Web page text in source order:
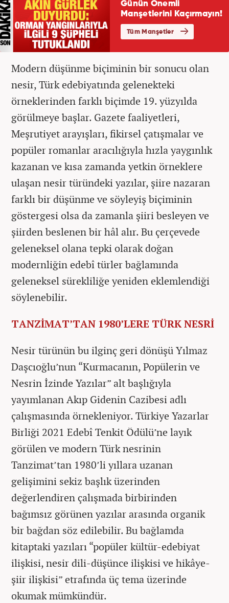
Modern düşünme biçiminin bir sonucu olan
nesir, Türk edebiyatında gelenekteki
örneklerinden farklı biçimde 19. yüzyılda
görülmeye başlar. Gazete faaliyetleri,
Meşrutiyet arayışları, fikirsel çatışmalar ve
popüler romanlar aracılığıyla hızla yaygınlık
kazanan ve kısa zamanda yetkin örneklere
ulaşan nesir türündeki yazılar, şiire nazaran
farklı bir düşünme ve söyleyiş biçiminin
göstergesi olsa da zamanla şiiri besleyen ve
şiirden beslenen bir hâl alır. Bu çerçevede
geleneksel olana tepki olarak doğan
modernliğin edebî türler bağlamında
geleneksel sürekliliğe yeniden eklemlendiği
söylenebilir.
TANZİMAT’TAN 1980’LERE TÜRK NESRİ
Nesir türünün bu ilginç geri dönüşü Yılmaz
Daşcıoğlu’nun “Kurmacanın, Popülerin ve
Nesrin İzinde Yazılar” alt başlığıyla
yayımlanan Akıp Gidenin Cazibesi adlı
çalışmasında örnekleniyor. Türkiye Yazarlar
Birliği 2021 Edebî Tenkit Ödülü’ne layık
görülen ve modern Türk nesrinin
Tanzimat’tan 1980’li yıllara uzanan
gelişimini sekiz başlık üzerinden
değerlendiren çalışmada birbirinden
bağımsız görünen yazılar arasında organik
bir bağdan söz edilebilir. Bu bağlamda
kitaptaki yazıları “popüler kültür-edebiyat
ilişkisi, nesir dili-düşünce ilişkisi ve hikâye-
şiir ilişkisi” etrafında üç tema üzerinde
okumak mümkündür.